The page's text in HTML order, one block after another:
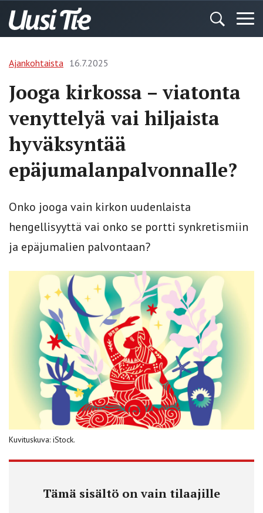
Ajankohtaista 16.7.2025
Jooga kirkossa – viatonta
venyttelyä vai hiljaista
hyväksyntää
epäjumalanpalvonnalle?
Onko jooga vain kirkon uudenlaista
hengellisyyttä vai onko se portti synkretismiin
ja epäjumalien palvontaan?
Kuvituskuva: iStock.
Tämä sisältö on vain tilaajille